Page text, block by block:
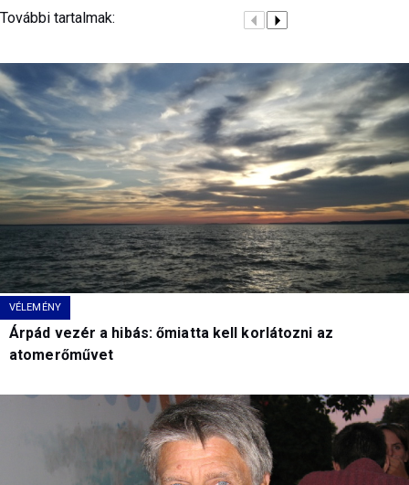
További tartalmak:
VÉLEMÉNY
Árpád vezér a hibás: őmiatta kell korlátozni az
atomerőművet